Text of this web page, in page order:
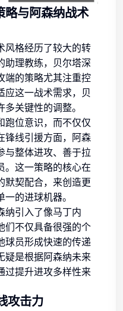
略与阿森纳战术
风格经历了较大的转
助理教练，贝尔塔深
端的策略尤其注重控
应这一战术需求，贝
关键性的调整。
跑位意识，而不仅仅
锋线引援方面，阿森
与整体进攻、善于拉
。这一策略的核心在
默契配合，来创造更
的进球机器。
纳引入了像马丁内
们不仅具备很强的个
球员形成快速的传递
疑是根据阿森纳未来
过提升进攻多样性来
攻击力